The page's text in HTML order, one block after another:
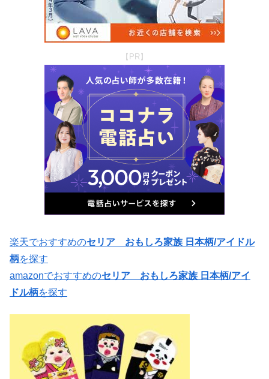
【PR】
楽天でおすすめのセリア おもしろ家族 日本柄/アイドル
柄を探す
amazonでおすすめのセリア おもしろ家族 日本柄/アイ
ドル柄を探す